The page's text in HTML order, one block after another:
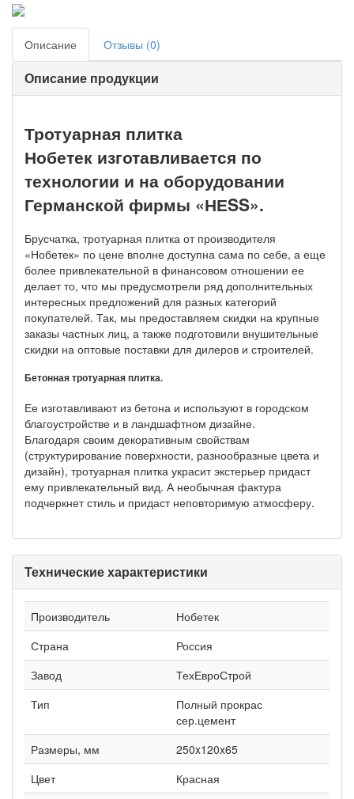
Описание Отзывы (0)
Описание продукции
Тротуарная плитка
Нобетек изготавливается по
технологии и на оборудовании
Германской фирмы «НЕSS».
Брусчатка, тротуарная плитка от производителя
«Нобетек» по цене вполне доступна сама по себе, а еще
более привлекательной в финансовом отношении ее
делает то, что мы предусмотрели ряд дополнительных
интересных предложений для разных категорий
покупателей. Так, мы предоставляем скидки на крупные
заказы частных лиц, а также подготовили внушительные
скидки на оптовые поставки для дилеров и строителей.
Бетонная тротуарная плитка.
Ее изготавливают из бетона и используют в городском
благоустройстве и в ландшафтном дизайне.
Благодаря своим декоративным свойствам
(структурирование поверхности, разнообразные цвета и
дизайн), тротуарная плитка украсит экстерьер придаст
ему привлекательный вид. А необычная фактура
подчеркнет стиль и придаст неповторимую атмосферу.
Технические характеристики
Производитель
Нобетек
Страна
Россия
Завод
ТехЕвроСтрой
Тип
Полный прокрас
сер.цемент
Размеры, мм
250x120x65
Цвет
Красная